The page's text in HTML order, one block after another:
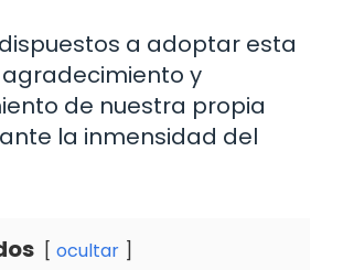
a adoptar esta
y
de nuestra propia
la inmensidad del
ocultar